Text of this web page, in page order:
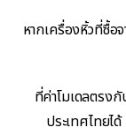
หากเครื่องหิ้วที่ซื้
ที่ค่าโมเดลตรง
ประเทศไทยไ